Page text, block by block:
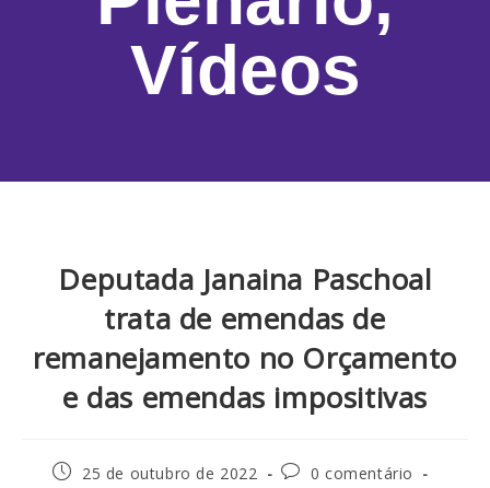
Vídeos
Deputada Janaina Paschoal
trata de emendas de
remanejamento no Orçamento
e das emendas impositivas
25 de outubro de 2022
0 comentário